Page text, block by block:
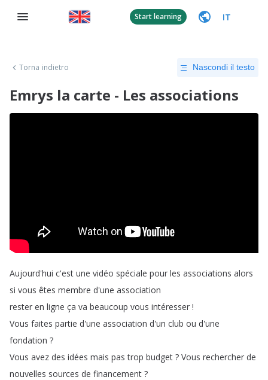
Start learning IT
Torna indietro Nascondi il testo
Emrys la carte - Les associations
Aujourd'hui c'est une vidéo spéciale pour les associations alors
si vous êtes membre d'une association
rester en ligne ça va beaucoup vous intéresser !
Vous faites partie d'une association d'un club ou d'une
fondation ?
Vous avez des idées mais pas trop budget ? Vous rechercher de
nouvelles sources de financement ?